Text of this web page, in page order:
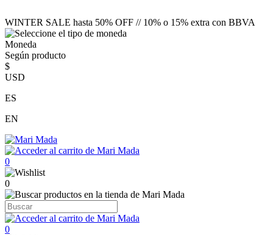
WINTER SALE hasta 50% OFF // 10% o 15% extra con BBVA
Moneda
Según producto
$
USD
ES
EN
0
0
0